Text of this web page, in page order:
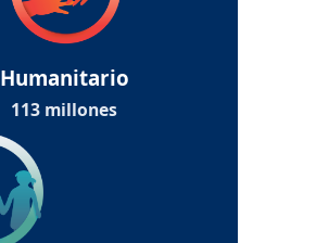
Humanitario
113 millones